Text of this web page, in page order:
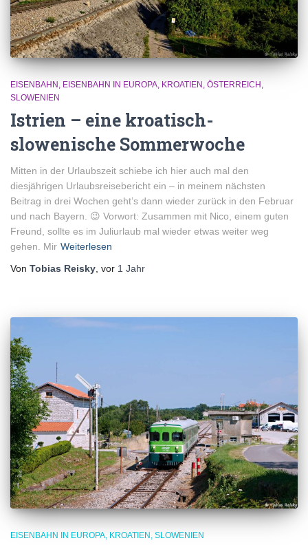
EISENBAHN EISENBAHN IN EUROPA KROATIEN ÖSTERREICH
SLOWENIEN
Istrien – eine kroatisch-
slowenische Sommerwoche
Mitten in der Urlaubszeit schiebe ich hier auch mal den
diesjährigen Urlaubsreisebericht ein – in meinem nächsten
Beitrag in drei Wochen geht’s dann wieder zurück in den Februar
und nach Bayern. 😉 Vorwort: Zusammen mit Nico, einem guten
Freund, sollte es im Juliurlaub mal wieder etwas weiter weg
gehen. Mir Weiterlesen
Von Tobias Reisky , vor 1 Jahr
EISENBAHN IN EUROPA KROATIEN SLOWENIEN